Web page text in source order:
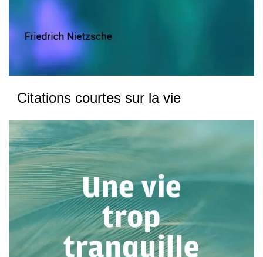
Citations courtes sur la vie